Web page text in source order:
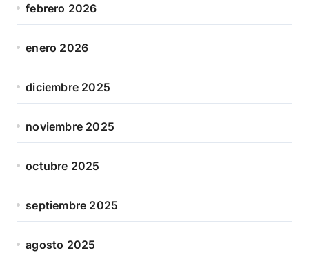
febrero 2026
enero 2026
diciembre 2025
noviembre 2025
octubre 2025
septiembre 2025
agosto 2025